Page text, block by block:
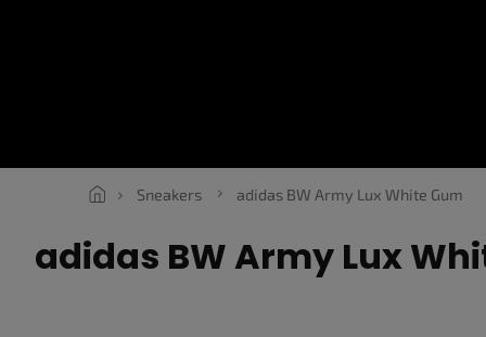
Sneakers adidas BW Army Lux White Gum
adidas BW Army Lux